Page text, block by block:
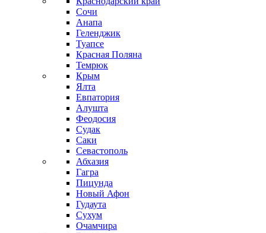
Сочи
Анапа
Геленджик
Туапсе
Красная Поляна
Темрюк
Крым
Ялта
Евпатория
Алушта
Феодосия
Судак
Саки
Севастополь
Абхазия
Гагра
Пицунда
Новый Афон
Гудаута
Сухум
Очамчира